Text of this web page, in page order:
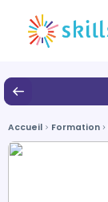
Accueil Formation